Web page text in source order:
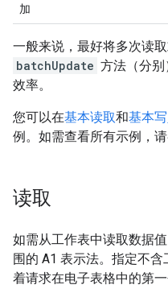
加
一般来说，最好将多次读
batchUpdate 方法（分
效率。
您可以在基本读取和基本
例。如需查看所有示例，
读取
如需从工作表中读取数据
围的 A1 表示法。指定不含
着请求在电子表格中的第